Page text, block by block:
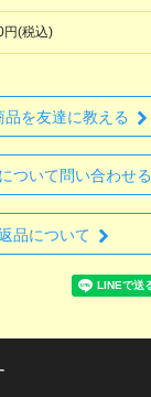
円(税込)
品を友達に教える
ついて問い合わせる
品について